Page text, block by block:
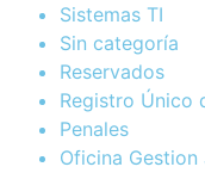
Sistemas TI
Sin categoría
Reservados
Registro Único
Penales
Oficina Gestion